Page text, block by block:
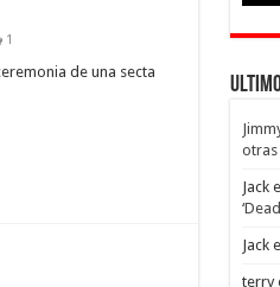
1
de una secta
otras
Jack
Jack
terry